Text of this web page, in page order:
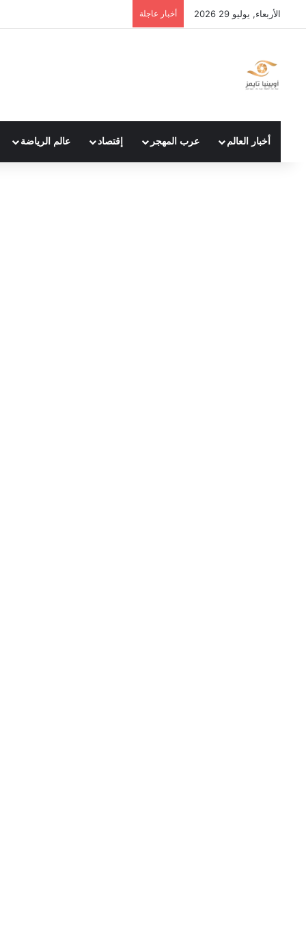
الأربعاء, يوليو 29 2026 أخبار عاجلة
أخبار العالم عرب المهجر إقتصاد عالم الرياضة